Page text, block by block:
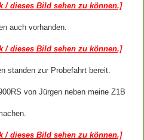
/ dieses Bild sehen zu können.]
auch vorhanden.
/ dieses Bild sehen zu können.]
standen zur Probefahrt bereit.
von Jürgen neben meine Z1B
/ dieses Bild sehen zu können.]